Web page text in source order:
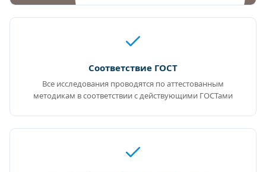
Соответствие ГОСТ
Все исследования проводятся по аттестованным
методикам в соответствии с действующими ГОСТами